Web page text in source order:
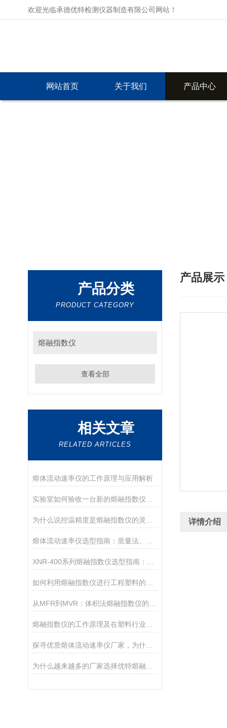
欢迎光临承德优特检测仪器制造有限公司网站！
网站首页 关于我们 产品中心
产品分类
PRODUCT CATEGORY
熔融指数仪
查看全部
相关文章
RELATED ARTICLES
熔体流动速率仪的工作原理与应用解析
探寻优质熔体流动速率仪厂家，为什么是承德优特？
产品展示
详情介绍